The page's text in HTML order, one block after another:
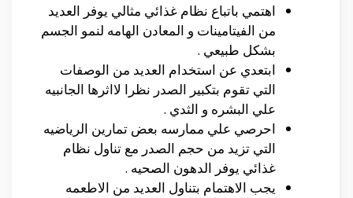
اهتمي باتباع نظام غذائي مثالي يوفر العديد
من الفيتامينات و المعادن الهامه لنمو الجسم
بشكل طبيعي .
ابتعدي عن استخدام العديد من الوصفات
التي تقوم بتكبير الصدر نظرا لااثرها الجانبيه
علي البشره و الثدي .
احرصي علي ممارسه بعض تمارين الرياضيه
التي تزيد من حجم الصدر مع تناول نظام
غذائي يوفر الدهون الصحيه .
يجب الاهتمام بتناول العديد من الاطعمه